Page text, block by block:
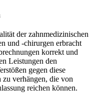
der zahnmedizinischen
und -chirurgen erbracht
korrekt und
Leistungen den
gegen diese
verhängen, die von
reichen können.